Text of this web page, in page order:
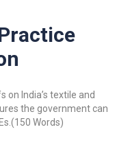
on India’s textile and
the government can
Words)